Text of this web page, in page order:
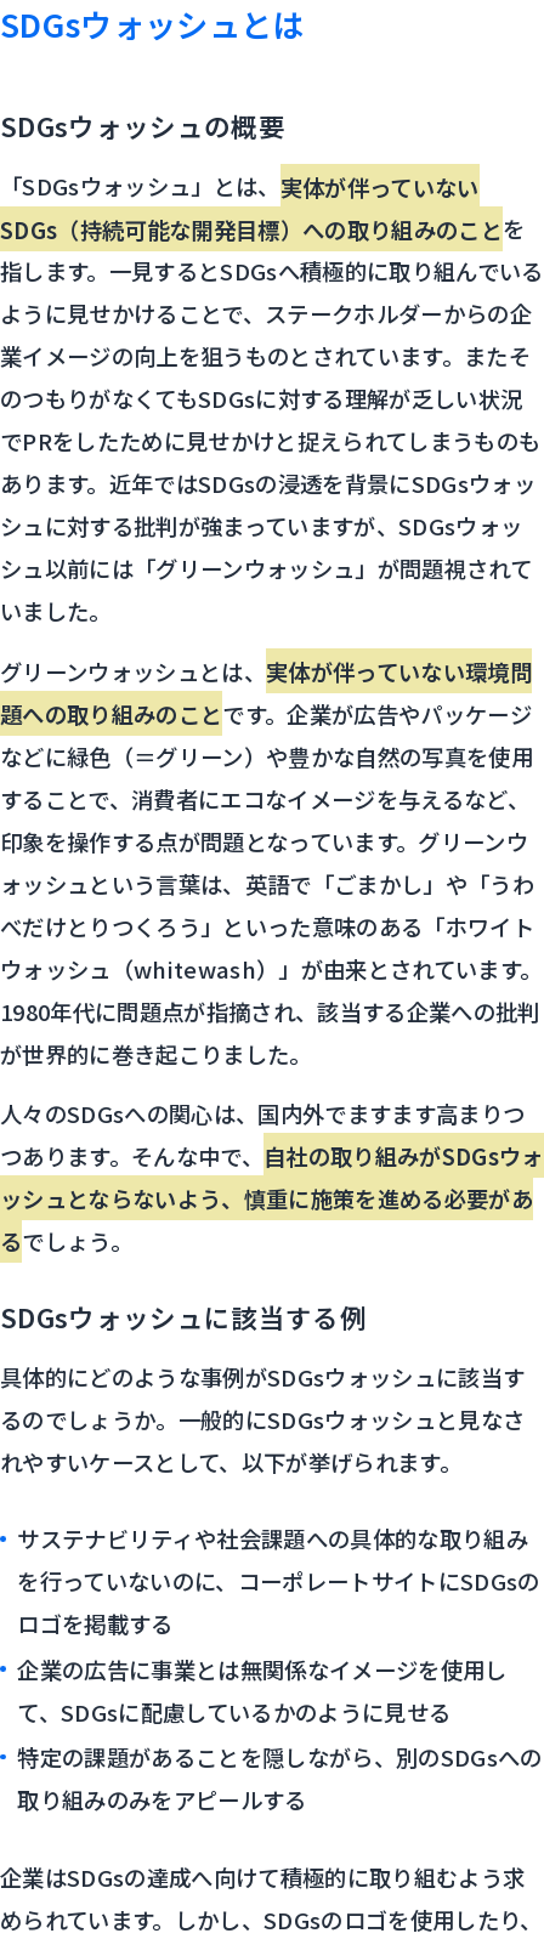
SDGsウォッシュとは
SDGsウォッシュの概要
「SDGsウォッシュ」とは、 実体が伴っていない
SDGs（持続可能な開発目標）への取り組みのことを
指します。一見するとSDGsへ積極的に取り組んでいる
ように見せかけることで、ステークホルダーからの企
業イメージの向上を狙うものとされています。またそ
のつもりがなくてもSDGsに対する理解が乏しい状況
でPRをしたために見せかけと捉えられてしまうものも
あります。近年ではSDGsの浸透を背景にSDGsウォッ
シュに対する批判が強まっていますが、SDGsウォッ
シュ以前には「グリーンウォッシュ」が問題視されて
いました。
グリーンウォッシュとは、 実体が伴っていない環境問
題への取り組みのことです。企業が広告やパッケージ
などに緑色（＝グリーン）や豊かな自然の写真を使用
することで、消費者にエコなイメージを与えるなど、
印象を操作する点が問題となっています。グリーンウ
ォッシュという言葉は、英語で「ごまかし」や「うわ
べだけとりつくろう」といった意味のある「ホワイト
ウォッシュ（whitewash）」が由来とされています。
1980年代に問題点が指摘され、該当する企業への批判
が世界的に巻き起こりました。
人々のSDGsへの関心は、国内外でますます高まりつ
つあります。そんな中で、 自社の取り組みがSDGsウォ
ッシュとならないよう、慎重に施策を進める必要があ
るでしょう。
SDGsウォッシュに該当する例
具体的にどのような事例がSDGsウォッシュに該当す
るのでしょうか。一般的にSDGsウォッシュと見なさ
れやすいケースとして、以下が挙げられます。
サステナビリティや社会課題への具体的な取り組み
を行っていないのに、コーポレートサイトにSDGsの
ロゴを掲載する
企業の広告に事業とは無関係なイメージを使用し
て、SDGsに配慮しているかのように見せる
特定の課題があることを隠しながら、別のSDGsへの
取り組みのみをアピールする
企業はSDGsの達成へ向けて積極的に取り組むよう求
められています。しかし、SDGsのロゴを使用したり、